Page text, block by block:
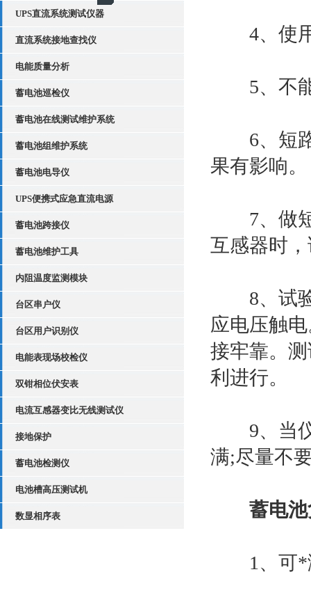
UPS直流系统测试仪器
直流系统接地查找仪
电能质量分析
蓄电池巡检仪
蓄电池在线测试维护系统
蓄电池组维护系统
蓄电池电导仪
UPS便携式应急直流电源
蓄电池跨接仪
蓄电池维护工具
内阻温度监测模块
台区串户仪
台区用户识别仪
电能表现场校检仪
双钳相位伏安表
电流互感器变比无线测试仪
接地保护
蓄电池检测仪
电池槽高压测试机
数显相序表
4、使用
5、不能
6、短路
果有影响。
7、做短
互感器时
8、试验
应电压触
接牢靠。
利进行。
9、当仪
满;尽量不
蓄电
1、可*测